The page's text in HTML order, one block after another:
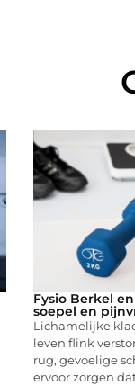
Fysio Berkel
soepel en
Lichamelijke
leven flink
rug, gevoelige
ervoor zorgen